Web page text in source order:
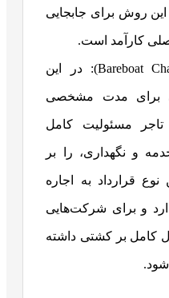
روش برای جابجایی
کارآمد است.
(Bareboat Charter): در این
برای مدت مشخصی
مسئولیت کامل
و نگهداری، را بر
قرارداد به اجاره
و برای شرکت‌هایی
کامل بر کشتی داشته